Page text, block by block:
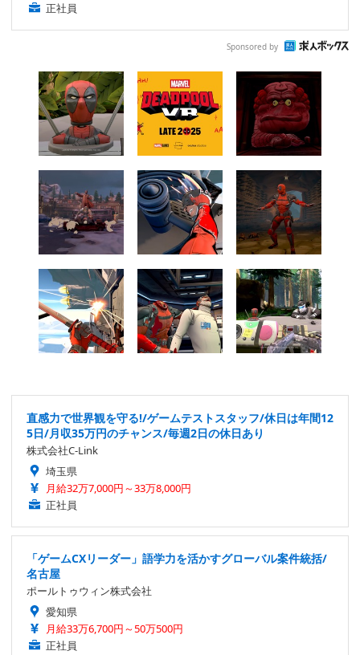
正社員
Sponsored by
直感力で世界観を守る!/ゲームテストスタッフ/休日は年間12
5日/月収35万円のチャンス/毎週2日の休日あり
株式会社C-Link
埼玉県
月給32万7,000円～33万8,000円
正社員
「ゲームCXリーダー」語学力を活かすグローバル案件統括/
名古屋
ポールトゥウィン株式会社
愛知県
月給33万6,700円～50万500円
正社員